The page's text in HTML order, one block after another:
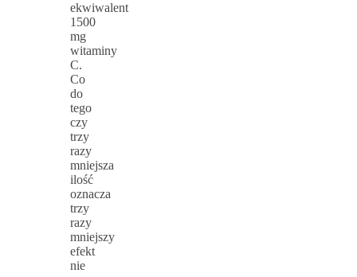
ekwiwalent
1500
mg
witaminy
C.
Co
do
tego
czy
trzy
razy
mniejsza
ilość
oznacza
trzy
razy
mniejszy
efekt
nie